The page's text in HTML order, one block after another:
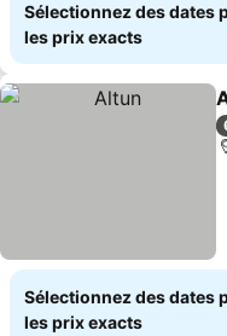
Sélectionnez des dates
les prix exacts
Sélectionnez des dates
les prix exacts